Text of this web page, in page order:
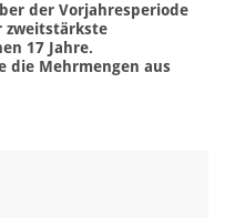
der Vorjahresperiode
zweitstärkste
17 Jahre.
die Mehrmengen aus